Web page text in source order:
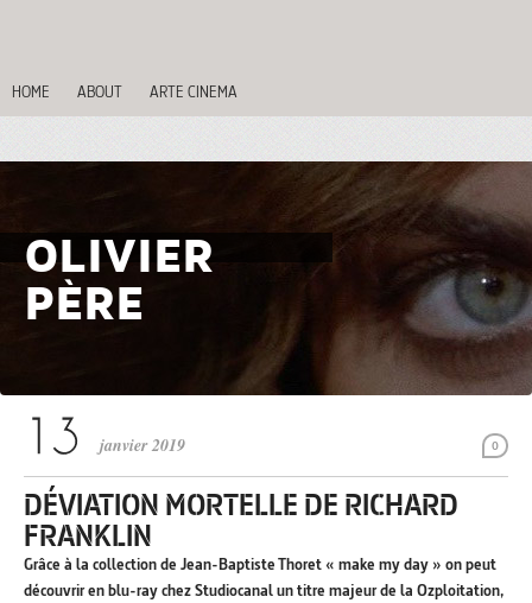
HOME ABOUT ARTE CINEMA
OLIVIER
PÈRE
0
janvier 2019
DÉVIATION MORTELLE DE RICHARD
FRANKLIN
Grâce à la collection de Jean-Baptiste Thoret « make my day » on peut
découvrir en blu-ray chez Studiocanal un titre majeur de la Ozploitation,